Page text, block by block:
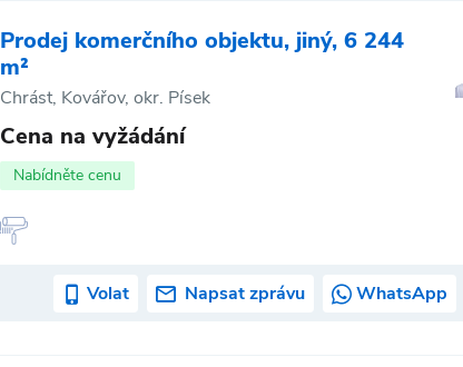
Prodej komerčního objektu, jiný, 6 244
m²
Chrást, Kovářov, okr. Písek
Cena na vyžádání
Nabídněte cenu
Volat Napsat zprávu WhatsApp